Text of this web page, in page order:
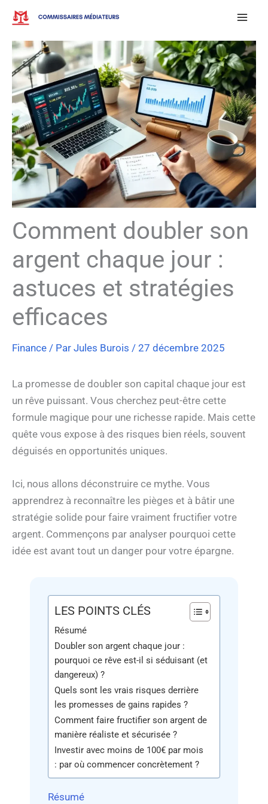
Aller
contenu
Comment doubler son
argent chaque jour :
astuces et stratégies
efficaces
Finance / Par Jules Burois / 27 décembre 2025
La promesse de doubler son capital chaque jour est
un rêve puissant. Vous cherchez peut-être cette
formule magique pour une richesse rapide. Mais cette
quête vous expose à des risques bien réels, souvent
déguisés en opportunités uniques.
Ici, nous allons déconstruire ce mythe. Vous
apprendrez à reconnaître les pièges et à bâtir une
stratégie solide pour faire vraiment fructifier votre
argent. Commençons par analyser pourquoi cette
idée est avant tout un danger pour votre épargne.
LES POINTS CLÉS
Résumé
Doubler son argent chaque jour :
pourquoi ce rêve est-il si séduisant (et
dangereux) ?
Quels sont les vrais risques derrière
les promesses de gains rapides ?
Comment faire fructifier son argent de
manière réaliste et sécurisée ?
Investir avec moins de 100€ par mois
: par où commencer concrètement ?
Résumé